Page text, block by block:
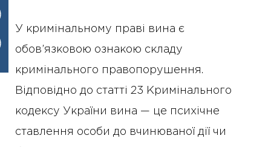
У кримінальному праві вина є
обов’язковою ознакою складу
кримінального правопорушення.
Відповідно до статті 23 Кримінального
кодексу України вина — це психічне
ставлення особи до вчинюваної дії чи